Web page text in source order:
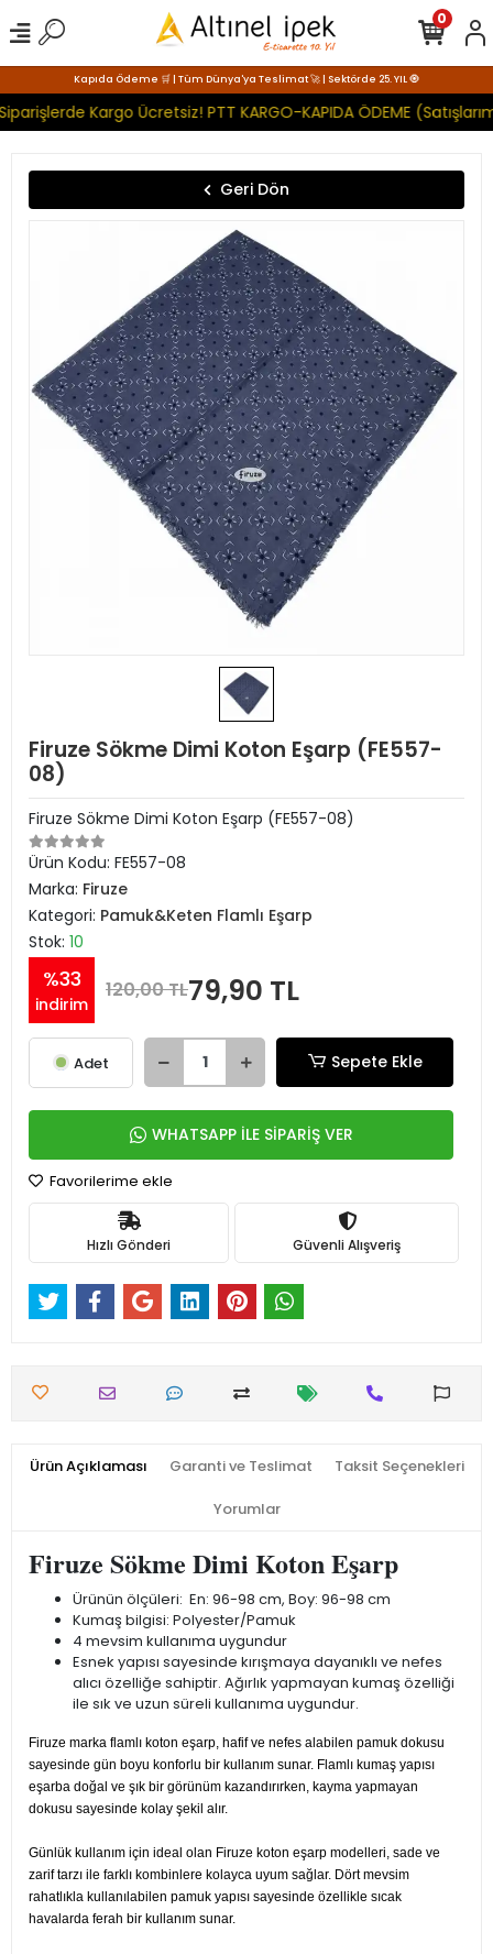
Kapıda Ödeme 🛒 | Tüm Dünya'ya Teslimat 🚀 | Sektörde 25. YIL 🧿
Kargo Ücretsiz! PTT KARGO-KAPIDA ÖDEME
0
Geri Dön
Firuze Sökme Dimi Koton Eşarp (FE557-
08)
Firuze Sökme Dimi Koton Eşarp (FE557-08)
Ürün Kodu: FE557-08
Marka: Firuze
Kategori: Pamuk&Keten Flamlı Eşarp
Stok: 10
%33
indirim
120,00 TL79,90 TL
Adet Sepete Ekle
WHATSAPP İLE SİPARİŞ VER
Favorilerime ekle
Hızlı Gönderi Güvenli Alışveriş
Ürün Açıklaması Garanti ve Teslimat Taksit Seçenekleri
Yorumlar
Firuze Sökme Dimi Koton Eşarp
Ürünün ölçüleri: En: 96-98 cm, Boy: 96-98 cm
Kumaş bilgisi: Polyester/Pamuk
4 mevsim kullanıma uygundur
Esnek yapısı sayesinde kırışmaya dayanıklı ve nefes
alıcı özelliğe sahiptir. Ağırlık yapmayan kumaş özelliği
ile sık ve uzun süreli kullanıma uygundur.
Firuze marka flamlı koton eşarp, hafif ve nefes alabilen pamuk dokusu
sayesinde gün boyu konforlu bir kullanım sunar. Flamlı kumaş yapısı
eşarba doğal ve şık bir görünüm kazandırırken, kayma yapmayan
dokusu sayesinde kolay şekil alır.
Günlük kullanım için ideal olan Firuze koton eşarp modelleri, sade ve
zarif tarzı ile farklı kombinlere kolayca uyum sağlar. Dört mevsim
rahatlıkla kullanılabilen pamuk yapısı sayesinde özellikle sıcak
havalarda ferah bir kullanım sunar.